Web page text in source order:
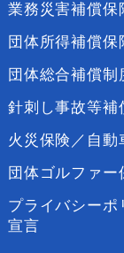
業務災害補償保
団体所得補償
団体総合補償制
針刺し事故等補
火災保険／自動
団体ゴルファー
プライバシー
宣言